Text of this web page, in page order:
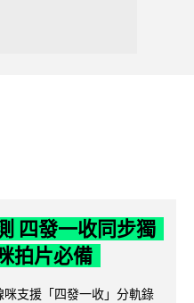
四發一收同步獨
拍片必備
支援「四發一收」分軌錄